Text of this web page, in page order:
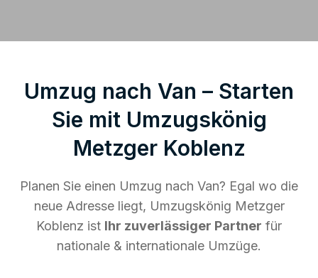
Umzug nach Van – Starten
Sie mit Umzugskönig
Metzger Koblenz
Planen Sie einen Umzug nach Van? Egal wo die
neue Adresse liegt, Umzugskönig Metzger
Koblenz ist Ihr zuverlässiger Partner für
nationale & internationale Umzüge.